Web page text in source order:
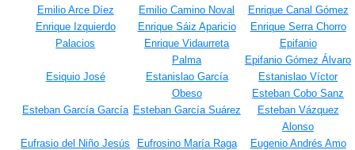
Emilio Arce Díez
Emilio Camino Noval
Enrique Canal Gómez
Enrique Izquierdo
Palacios
Enrique Sáiz Aparicio
Enrique Serra Chorro
Enrique Vidaurreta
Palma
Epifanio
Epifanio Gómez Álvaro
Esiquio José
Estanislao García
Obeso
Estanislao Víctor
Esteban Cobo Sanz
Esteban García García Esteban García Suárez
Esteban Vázquez
Alonso
Eufrasio del Niño Jesús
Eufrosino María Raga
Eugenio Andrés Amo